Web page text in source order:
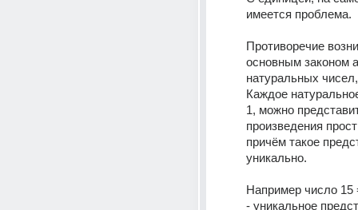
имеется проблема.
Противоречие
основным законом
натуральных
Каждое
1, можно
произведения
причём такое
уникально.
Например число 15
- уникальное